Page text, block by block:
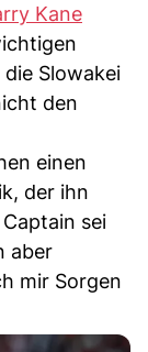
Kane
Slowakei
den
einen
der ihn
sei
aber
mir Sorgen